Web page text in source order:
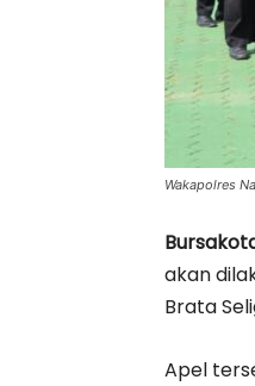
Wakapolres
akan
Brata
Apel